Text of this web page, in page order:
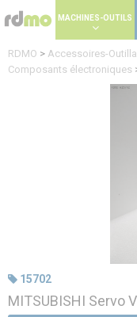
MACHINES-OUTILS
RDMO > Accessoires-
Composants électroniques
15702
MITSUBISHI Servo